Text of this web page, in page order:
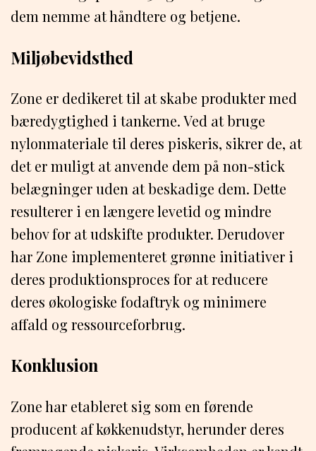
dem nemme at håndtere og betjene.
Miljøbevidsthed
Zone er dedikeret til at skabe produkter med
bæredygtighed i tankerne. Ved at bruge
nylonmateriale til deres piskeris, sikrer de, at
det er muligt at anvende dem på non-stick
belægninger uden at beskadige dem. Dette
resulterer i en længere levetid og mindre
behov for at udskifte produkter. Derudover
har Zone implementeret grønne initiativer i
deres produktionsproces for at reducere
deres økologiske fodaftryk og minimere
affald og ressourceforbrug.
Konklusion
Zone har etableret sig som en førende
producent af køkkenudstyr, herunder deres